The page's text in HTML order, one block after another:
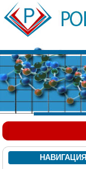
НАВИГАЦИЯ